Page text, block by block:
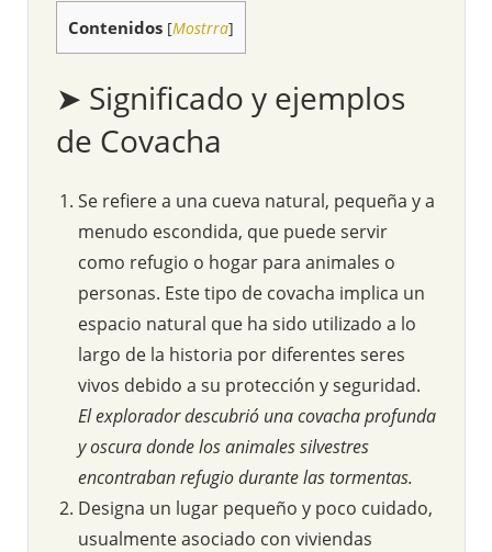
Contenidos [Mostrra]
➤ Significado y ejemplos
de Covacha
Se refiere a una cueva natural, pequeña y a
menudo escondida, que puede servir
como refugio o hogar para animales o
personas. Este tipo de covacha implica un
espacio natural que ha sido utilizado a lo
largo de la historia por diferentes seres
vivos debido a su protección y seguridad.
El explorador descubrió una covacha profunda
y oscura donde los animales silvestres
encontraban refugio durante las tormentas.
Designa un lugar pequeño y poco cuidado,
usualmente asociado con viviendas